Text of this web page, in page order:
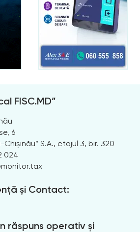
FISC.MD”
6
S.A., etajul 3, bir. 320
024
și Contact:
răspuns operativ și